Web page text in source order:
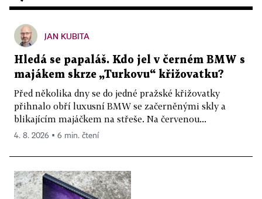
JAN KUBITA
Hledá se papaláš. Kdo jel v černém BMW s
majákem skrze „Turkovu“ křižovatku?
Před několika dny se do jedné pražské křižovatky
přihnalo obří luxusní BMW se začerněnými skly a
blikajícím majáčkem na střeše. Na červenou...
4. 8. 2026 ▪ 6 min. čtení